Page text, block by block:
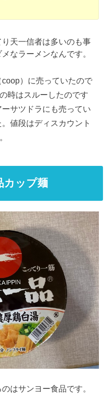
天一信者は多いのも事
なラーメンなんです。
）に売っていたので
時はスルーしたのです
サツドラにも売ってい
値段はディスカウント
カップ麺
はサンヨー食品です。